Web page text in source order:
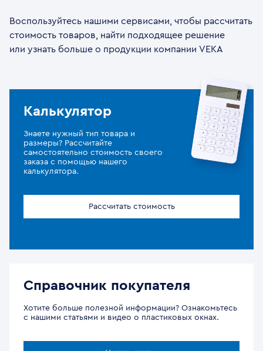
Воспользуйтесь нашими сервисами, чтобы рассчитать
стоимость товаров, найти подходящее решение
или узнать больше о продукции компании VEKA
Калькулятор
Знаете нужный тип товара и
размеры? Рассчитайте
самостоятельно стоимость своего
заказа с помощью нашего
калькулятора.
Рассчитать стоимость
Справочник покупателя
Хотите больше полезной информации? Ознакомьтесь
с нашими статьями и видео о пластиковых окнах.